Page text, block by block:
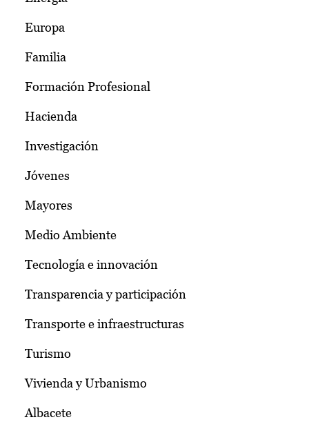
Europa
Familia
Formación Profesional
Hacienda
Investigación
Jóvenes
Mayores
Medio Ambiente
Tecnología e innovación
Transparencia y participación
Transporte e infraestructuras
Turismo
Vivienda y Urbanismo
Albacete